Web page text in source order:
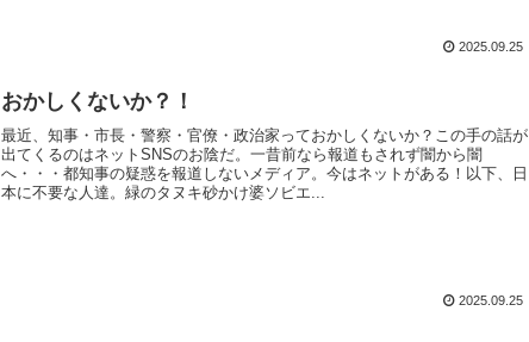
2025.09.25
おかしくないか？！
最近、知事・市長・警察・官僚・政治家っておかしくないか？この手の話が
出てくるのはネットSNSのお陰だ。一昔前なら報道もされず闇から闇
へ・・・都知事の疑惑を報道しないメディア。今はネットがある！以下、日
本に不要な人達。緑のタヌキ砂かけ婆ソビエ...
2025.09.25